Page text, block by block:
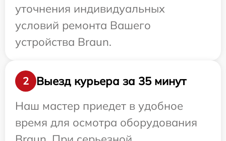
уточнения индивидуальных
условий ремонта Вашего
устройства Braun.
2
Выезд курьера за 35 минут
Наш мастер приедет в удобное
время для осмотра оборудования